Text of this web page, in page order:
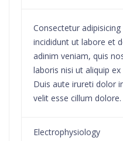
Consectetur
incididunt ut labore et
adinim veniam, quis
laboris nisi ut aliquip
Duis aute irureti dolor
velit esse cillum dolore.
Electrophysiology